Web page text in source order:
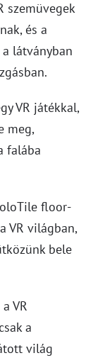
szemüvegek
és a
látványban
VR játékkal,
meg,
falába
floor-
VR világban,
bele
VR
a
világ